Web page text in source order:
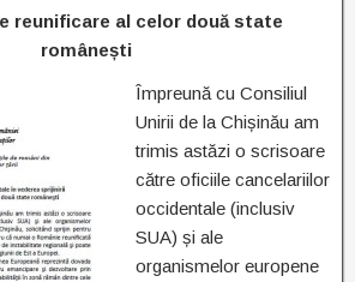
reunificare al celor două state
românești
Împreună cu Consiliul
Unirii de la Chișinău am
trimis astăzi o scrisoare
către oficiile cancelariilor
occidentale (inclusiv
SUA) și ale
organismelor europene